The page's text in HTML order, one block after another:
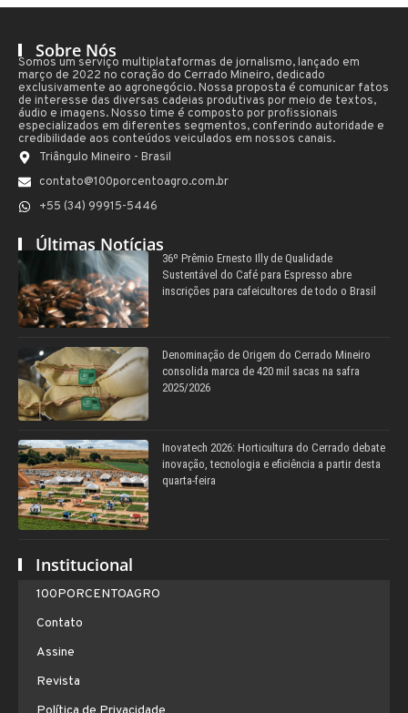
Sobre Nós
Somos um serviço multiplataformas de jornalismo, lançado em
março de 2022 no coração do Cerrado Mineiro, dedicado
exclusivamente ao agronegócio. Nossa proposta é comunicar fatos
de interesse das diversas cadeias produtivas por meio de textos,
áudio e imagens. Nosso time é composto por profissionais
especializados em diferentes segmentos, conferindo autoridade e
credibilidade aos conteúdos veiculados em nossos canais.
Triângulo Mineiro - Brasil
contato@100porcentoagro.com.br
+55 (34) 99915-5446
Últimas Notícias
36º Prêmio Ernesto Illy de Qualidade
Sustentável do Café para Espresso abre
inscrições para cafeicultores de todo o Brasil
Denominação de Origem do Cerrado Mineiro
consolida marca de 420 mil sacas na safra
2025/2026
Inovatech 2026: Horticultura do Cerrado debate
inovação, tecnologia e eficiência a partir desta
quarta-feira
Institucional
100PORCENTOAGRO
Contato
Assine
Revista